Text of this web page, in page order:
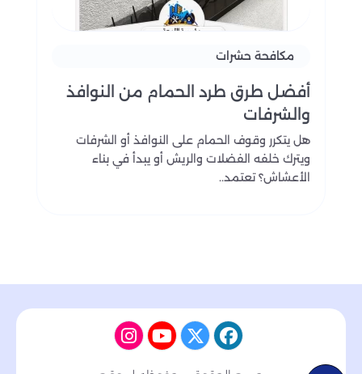
مكافحة حشرات
أفضل طرق طرد الحمام من النوافذ
والشرفات
هل يتكرر وقوف الحمام على النوافذ أو الشرفات
ويترك خلفه الفضلات والريش أو يبدأ في بناء
الأعشاش؟ تعتمد..